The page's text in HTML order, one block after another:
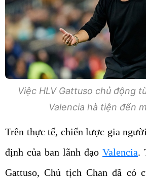
Việc HLV Gattuso chủ động
Valencia hà tiện đến
Trên thực tế, chiến lược gia
định của ban lãnh đạo Valencia.
Gattuso, Chủ tịch Chan đã có